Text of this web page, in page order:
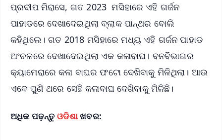
ପ୍ରଦୀପ ମିରାସେ, ଗତ 2023 ମସିହାରେ ଏହି ଗର୍ଜନ
ପାହାଡରେ ଦେଖାଦେଇଥିଲା ବ୍ଲାକ ପାନ୍ଥର ବୋଲି
କହିଥିଲେ। ଗତ 2018 ମସିହାରେ ମଧ୍ୟ ଏହି ଗର୍ଜନ ପାହାଡ
ଅଂଚଳରେ ଦେଖାଦେଇଥିଲା ଏକ କଳାବାଘ। ବନବିଭାଗର
କ୍ୟାମେରାରେ କଳା ବାଘର ଫଟୋ ଦେଖିବାକୁ ମିଳିଥିଲା। ଆଉ
ଏବେ ପୁଣି ଥରେ ସେହି କଳାବାଘ ଦେଖିବାକୁ ମିଳିଛି।
ଅଧିକ ପଢ଼ନ୍ତୁ ଓଡିଶାଖବର: